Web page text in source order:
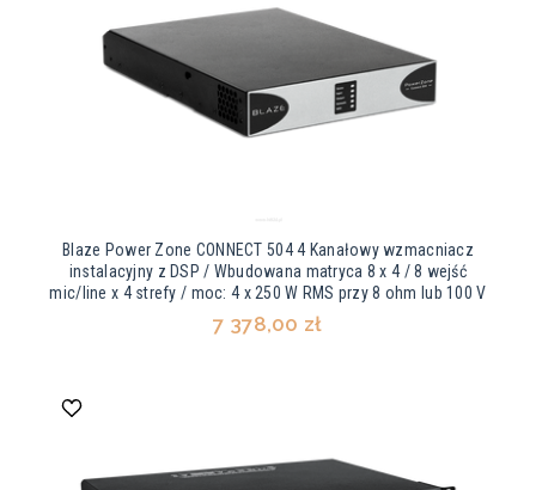
Blaze Power Zone CONNECT 504 4 Kanałowy wzmacniacz
instalacyjny z DSP / Wbudowana matryca 8 x 4 / 8 wejść
mic/line x 4 strefy / moc: 4 x 250 W RMS przy 8 ohm lub 100 V
7 378,00 zł